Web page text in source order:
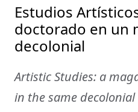
Estudios
doctorado en un
decolonial
Artistic Studies: a
in the same